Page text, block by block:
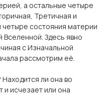
а остальные четыре
Третичная и
состояния материи
Здесь явно
с Изначальной
рассмотрим её.
ли она во
и исчезает или она